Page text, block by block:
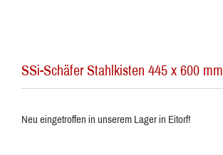
SSi-Schäfer Stahlkisten 445 x 600 mm
Neu eingetroffen in unserem Lager in Eitorf!